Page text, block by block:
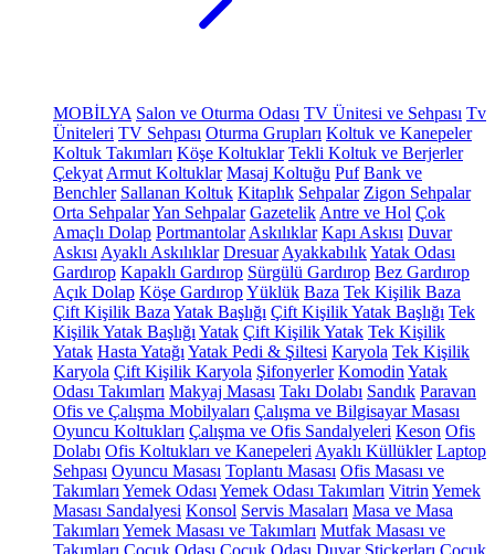
MOBİLYA Salon ve Oturma Odası TV Ünitesi ve Sehpası Tv
Üniteleri TV Sehpası Oturma Grupları Koltuk ve Kanepeler
Koltuk Takımları Köşe Koltuklar Tekli Koltuk ve Berjerler
Çekyat Armut Koltuklar Masaj Koltuğu Puf Bank ve
Benchler Sallanan Koltuk Kitaplık Sehpalar Zigon Sehpalar
Orta SehpalarYan Sehpalar Gazetelik Antre ve Hol Çok
Amaçlı Dolap Portmantolar Askılıklar Kapı Askısı Duvar
Askısı Ayaklı Askılıklar Dresuar AyakkabılıkYatak Odası
Gardırop Kapaklı Gardırop Sürgülü Gardırop Bez Gardırop
Açık Dolap Köşe GardıropYüklük Baza Tek Kişilik Baza
Çift Kişilik Baza Yatak Başlığı Çift Kişilik Yatak Başlığı Tek
Kişilik Yatak Başlığı Yatak Çift Kişilik Yatak Tek Kişilik
Yatak Hasta Yatağı Yatak Pedi & Şiltesi Karyola Tek Kişilik
Karyola Çift Kişilik Karyola Şifonyerler Komodin Yatak
Odası Takımları Makyaj Masası Takı Dolabı Sandık Paravan
Ofis ve Çalışma Mobilyaları Çalışma ve Bilgisayar Masası
Oyuncu Koltukları Çalışma ve Ofis Sandalyeleri Keson Ofis
Dolabı Ofis Koltukları ve Kanepeleri Ayaklı Küllükler Laptop
Sehpası Oyuncu Masası Toplantı Masası Ofis Masası ve
Takımları Yemek Odası Yemek Odası Takımları Vitrin Yemek
Masası Sandalyesi Konsol Servis Masaları Masa ve Masa
Takımları Yemek Masası ve Takımları Mutfak Masası ve
Takımları Çocuk Odası Çocuk Odası Duvar Stickerları Çocuk